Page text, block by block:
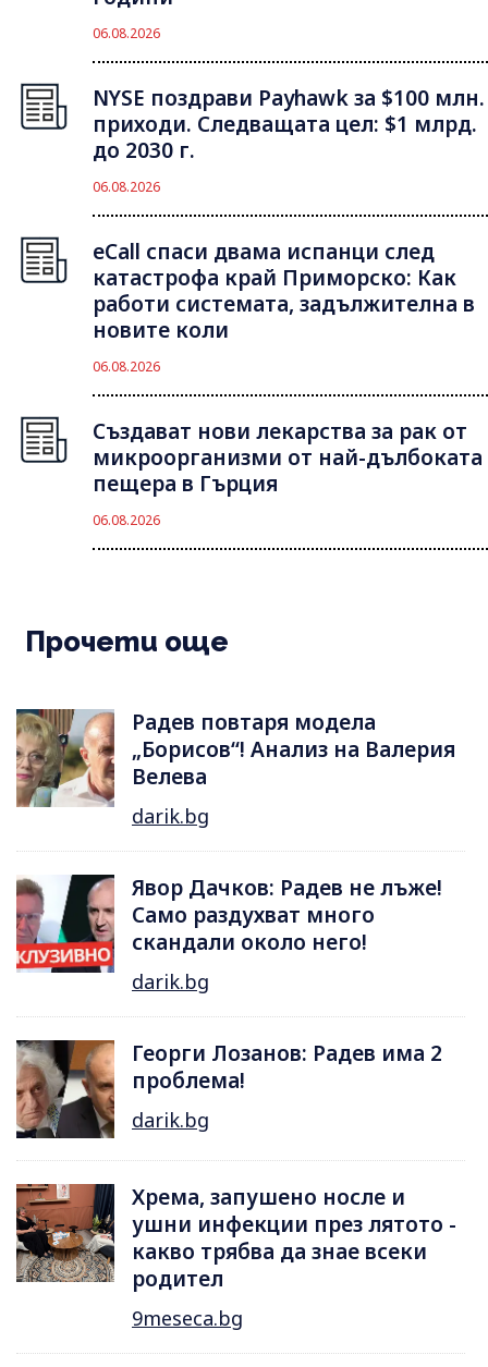
06.08.2026
NYSE поздрави Payhawk за $100 млн.
приходи. Следващата цел: $1 млрд.
до 2030 г.
06.08.2026
eCall спаси двама испанци след
катастрофа край Приморско: Как
работи системата, задължителна в
новите коли
06.08.2026
Създават нови лекарства за рак от
микроорганизми от най-дълбоката
пещера в Гърция
06.08.2026
Прочети още
Радев повтаря модела
„Борисов“! Анализ на Валерия
Велева
darik.bg
Явор Дачков: Радев не лъже!
Само раздухват много
скандали около него!
darik.bg
Георги Лозанов: Радев има 2
проблема!
darik.bg
Хрема, запушено носле и
ушни инфекции през лятотo -
какво трябва да знае всеки
родител
9meseca.bg